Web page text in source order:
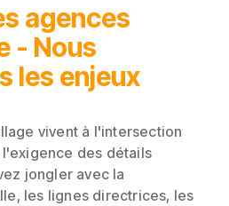
agences
- Nous
les enjeux
vivent à l'intersection
des détails
jongler avec la
les lignes directrices, les